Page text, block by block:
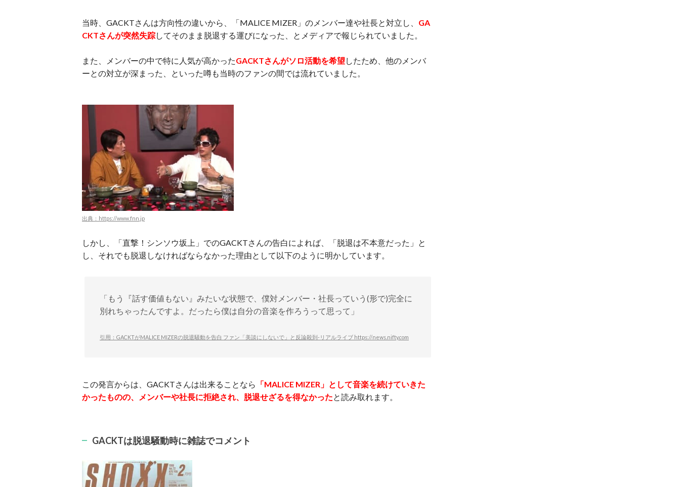
当時、GACKTさんは方向性の違いから、「MALICE MIZER」のメンバー達や社長と対立し、 GA
CKTさんが突然失踪してそのまま脱退する運びになった、とメディアで報じられていました。
また、メンバーの中で特に人気が高かったGACKTさんがソロ活動を希望したため、他のメンバ
ーとの対立が深まった、といった噂も当時のファンの間では流れていました。
出典：https://www.fnn.jp
しかし、「直撃！シンソウ坂上」でのGACKTさんの告白によれば、「脱退は不本意だった」と
し、それでも脱退しなければならなかった理由として以下のように明かしています。
「もう『話す価値もない』みたいな状態で、僕対メンバー・社長っていう(形で)完全に
別れちゃったんですよ。だったら僕は自分の音楽を作ろうって思って」
引用：GACKTがMALICE MIZERの脱退騒動を告白 ファン「美談にしないで」と反論殺到-リアルライブ https://news.nifty.com
この発言からは、GACKTさんは出来ることなら 「MALICE MIZER」として音楽を続けていきた
かったものの、メンバーや社長に拒絶され、脱退せざるを得なかったと読み取れます。
GACKTは脱退騒動時に雑誌でコメント